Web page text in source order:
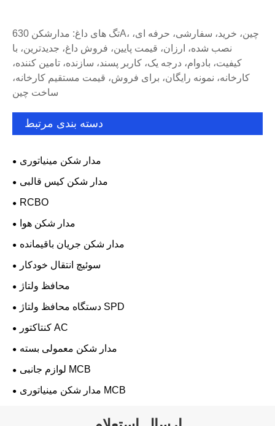
تگ های داغ: مدارشکن 630A، چین، خرید، سفارشی، حرفه ای،
نصب شده، ارزان، قیمت پایین، فروش داغ، جدیدترین، با
کیفیت، بادوام، درجه یک، کاربر پسند، سازنده، تامین کننده،
کارخانه، نمونه رایگان، برای فروش، قیمت مستقیم کارخانه،
ساخت چین
دسته بندی مرتبط
مدار شکن مینیاتوری
مدار شکن کیس قالبی
RCBO
مدار شکن هوا
مدار شکن جریان باقیمانده
سوئیچ انتقال خودکار
محافظ ولتاژ
دستگاه محافظ ولتاژ SPD
کنتاکتور AC
مدار شکن معمولی بسته
لوازم جانبی MCB
مدار شکن مینیاتوری MCB